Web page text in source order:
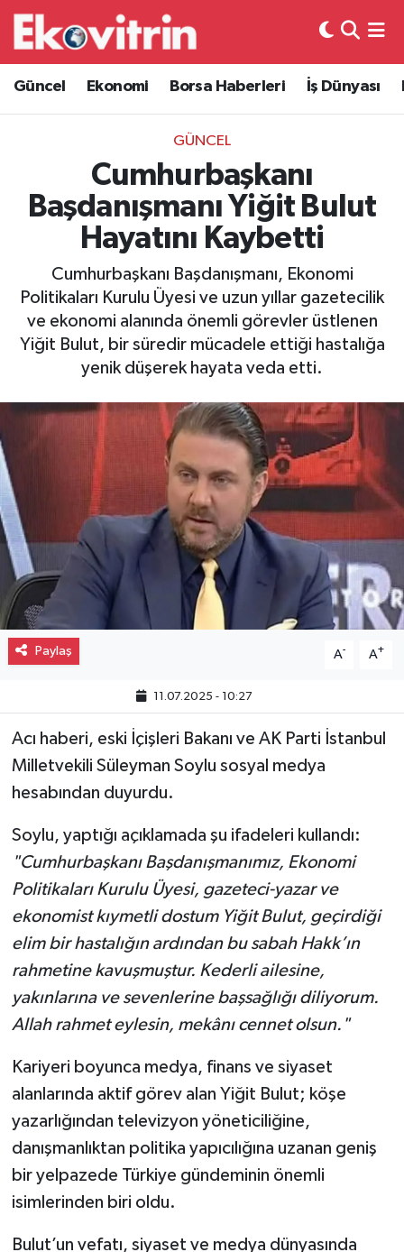
Güncel Ekonomi Borsa Haberleri İş Dünyası
GÜNCEL
Cumhurbaşkanı
Başdanışmanı Yiğit Bulut
Hayatını Kaybetti
Cumhurbaşkanı Başdanışmanı, Ekonomi
Politikaları Kurulu Üyesi ve uzun yıllar gazetecilik
ve ekonomi alanında önemli görevler üstlenen
Yiğit Bulut, bir süredir mücadele ettiği hastalığa
yenik düşerek hayata veda etti.
Paylaş A- A+
11.07.2025 - 10:27
Acı haberi, eski İçişleri Bakanı ve AK Parti İstanbul
Milletvekili Süleyman Soylu sosyal medya
hesabından duyurdu.
Soylu, yaptığı açıklamada şu ifadeleri kullandı:
"Cumhurbaşkanı Başdanışmanımız, Ekonomi
Politikaları Kurulu Üyesi, gazeteci-yazar ve
ekonomist kıymetli dostum Yiğit Bulut, geçirdiği
elim bir hastalığın ardından bu sabah Hakk’ın
rahmetine kavuşmuştur. Kederli ailesine,
yakınlarına ve sevenlerine başsağlığı diliyorum.
Allah rahmet eylesin, mekânı cennet olsun."
Kariyeri boyunca medya, finans ve siyaset
alanlarında aktif görev alan Yiğit Bulut; köşe
yazarlığından televizyon yöneticiliğine,
danışmanlıktan politika yapıcılığına uzanan geniş
bir yelpazede Türkiye gündeminin önemli
isimlerinden biri oldu.
Bulut’un vefatı, siyaset ve medya dünyasında
Güncel
Ekonomi
Borsa Haberleri
İş Dünyası
Lojistik
Otovitrin
Asayiş
Eğitim
Hava Durumu
Trafik Durumu
Süper Lig Puan Durumu ve Fikstür
Tüm Manşetler
Son Dakika Haberleri
Haber Arşivi